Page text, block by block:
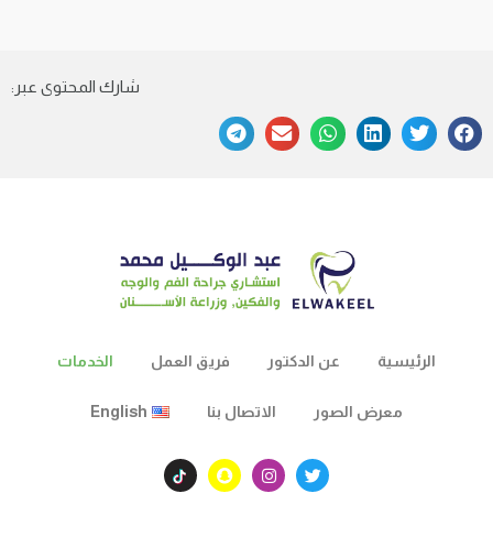
شارك المحتوى عبر:
الرئيسية عن الدكتور فريق العمل الخدمات
معرض الصور الاتصال بنا English